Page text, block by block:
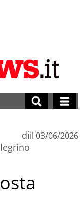
diil 03/06/2026